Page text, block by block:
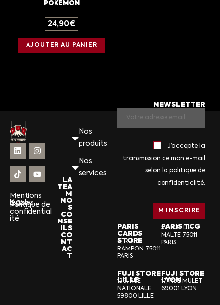
POKEMON
24,90€
AJOUTER AU PANIER
Mentions
légales
CGV
Politique de
confidential
ité
Nos
produits
Nos
services
LA
TEA
M
NO
S
CO
NSE
ILS
CO
NT
AC
T
NEWSLETTER
J’accepte la
transmission de mon e-mail
selon la politique de
confidentialité.
PARIS
CARDS
STORE
6, RUE
RAMPON 75011
PARIS
PARIS TCG
57, RUE DE
MALTE 75011
PARIS
FUJI STORE
LILLE
136, RUE
NATIONALE
59800 LILLE
FUJI STORE
LYON
17, RUE MULET
69001 LYON